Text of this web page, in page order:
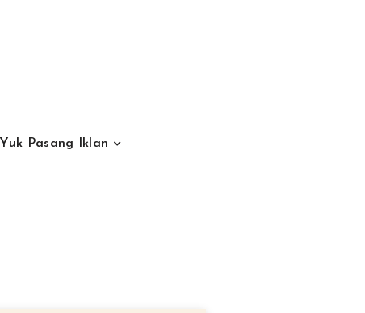
Yuk Pasang Iklan